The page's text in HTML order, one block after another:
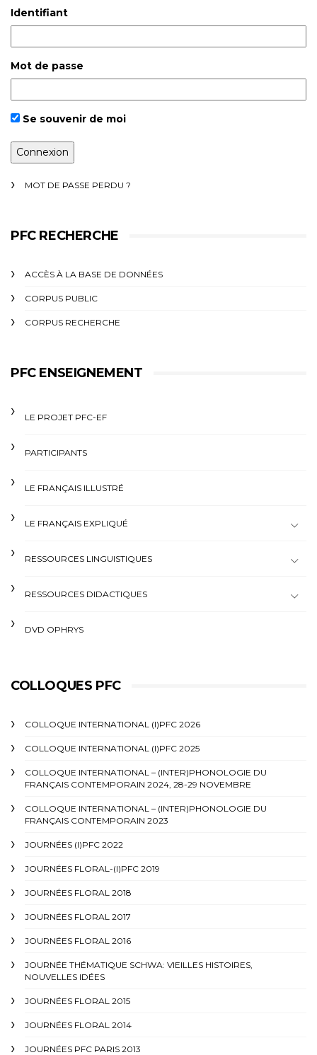
Identifiant
Mot de passe
Se souvenir de moi
MOT DE PASSE PERDU ?
PFC RECHERCHE
ACCÈS À LA BASE DE DONNÉES
CORPUS PUBLIC
CORPUS RECHERCHE
PFC ENSEIGNEMENT
LE PROJET PFC-EF
PARTICIPANTS
LE FRANÇAIS ILLUSTRÉ
LE FRANÇAIS EXPLIQUÉ
RESSOURCES LINGUISTIQUES
RESSOURCES DIDACTIQUES
DVD OPHRYS
COLLOQUES PFC
COLLOQUE INTERNATIONAL (I)PFC 2026
COLLOQUE INTERNATIONAL (I)PFC 2025
COLLOQUE INTERNATIONAL – (INTER)PHONOLOGIE DU
FRANÇAIS CONTEMPORAIN 2024, 28-29 NOVEMBRE
COLLOQUE INTERNATIONAL – (INTER)PHONOLOGIE DU
FRANÇAIS CONTEMPORAIN 2023
JOURNÉES (I)PFC 2022
JOURNÉES FLORAL-(I)PFC 2019
JOURNÉES FLORAL 2018
JOURNÉES FLORAL 2017
JOURNÉES FLORAL 2016
JOURNÉE THÉMATIQUE SCHWA: VIEILLES HISTOIRES,
NOUVELLES IDÉES
JOURNÉES FLORAL 2015
JOURNÉES FLORAL 2014
JOURNÉES PFC PARIS 2013